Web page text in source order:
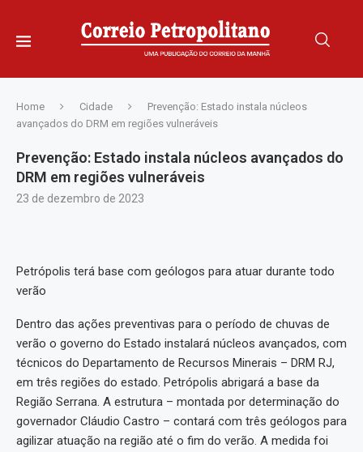
Home Cidade
Prevenção: Estado instala núcleos
avançados do DRM em regiões vulneráveis
Prevenção: Estado instala núcleos avançados do
DRM em regiões vulneráveis
23 de dezembro de 2023
Petrópolis terá base com geólogos para atuar durante todo
verão
Dentro das ações preventivas para o período de chuvas de
verão o governo do Estado instalará núcleos avançados, com
técnicos do Departamento de Recursos Minerais – DRM RJ,
em três regiões do estado. Petrópolis abrigará a base da
Região Serrana. A estrutura – montada por determinação do
governador Cláudio Castro – contará com três geólogos para
agilizar atuação na região até o fim do verão. A medida foi